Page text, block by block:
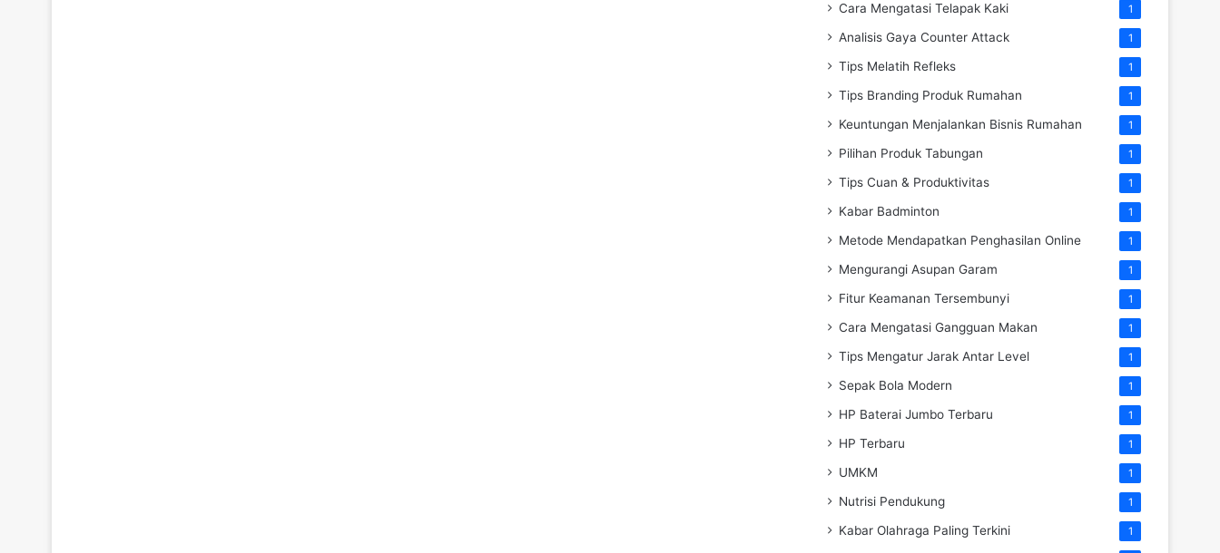
Cara Mengatasi Telapak Kaki 1
Analisis Gaya Counter Attack 1
Tips Melatih Refleks 1
Tips Branding Produk Rumahan 1
Keuntungan Menjalankan Bisnis Rumahan 1
Pilihan Produk Tabungan 1
Tips Cuan & Produktivitas 1
Kabar Badminton 1
Metode Mendapatkan Penghasilan Online 1
Mengurangi Asupan Garam 1
Fitur Keamanan Tersembunyi 1
Cara Mengatasi Gangguan Makan 1
Tips Mengatur Jarak Antar Level 1
Sepak Bola Modern 1
HP Baterai Jumbo Terbaru 1
HP Terbaru 1
UMKM 1
Nutrisi Pendukung 1
Kabar Olahraga Paling Terkini 1